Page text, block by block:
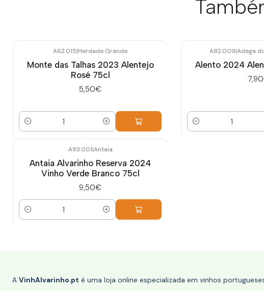
A62.015|Herdade Grande
Monte das Talhas 2023 Alentejo
Rosé 75cl
5,50€
Quantidade
A82.009|Adega
Alento 2024
Quantidade
A93.001|Antaia
Antaia Alvarinho Reserva 2024
Vinho Verde Branco 75cl
9,50€
Quantidade
A VinhAlvarinho.pt é uma loja online especializada em vinhos